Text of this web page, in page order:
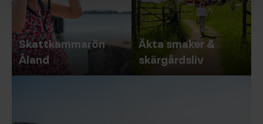
Skattkammarön
Åland
Äkta smaker &
skärgårdsliv